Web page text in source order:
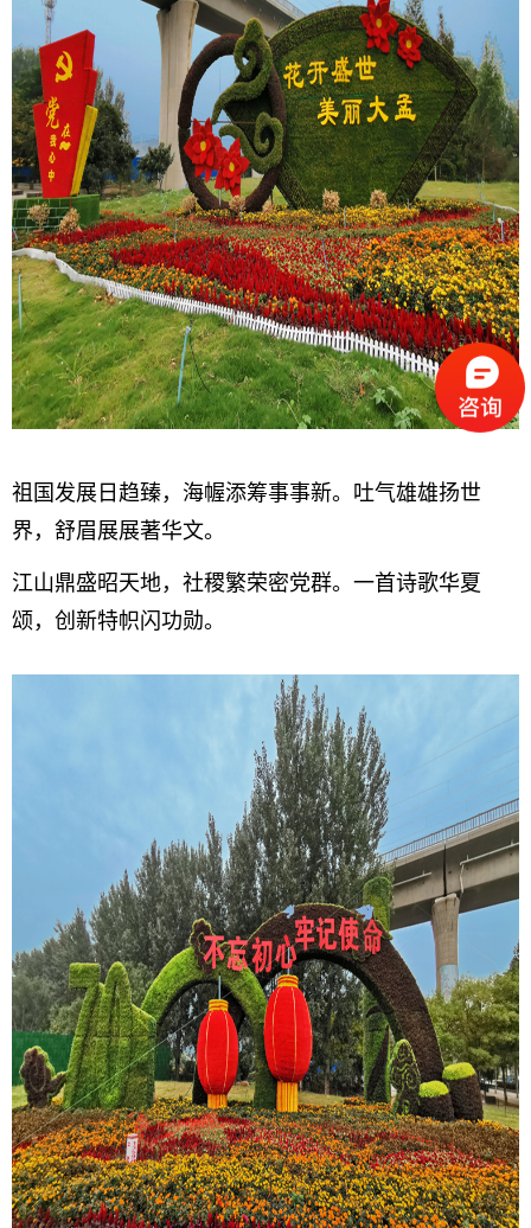
祖国发展日趋臻，海幄添筹事事新。 吐气雄雄扬世
界，舒眉展展著华文。
江山鼎盛昭天地，社稷繁荣密党群。 一首诗歌华夏
颂，创新特帜闪功勋。